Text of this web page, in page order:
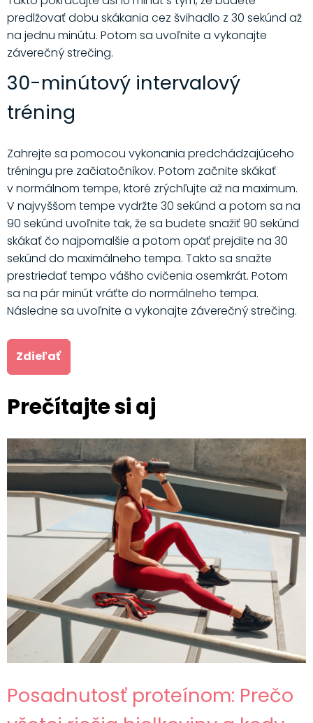
predlžovať dobu skákania cez švihadlo z 30 sekúnd až
na jednu minútu. Potom sa uvoľnite a vykonajte
záverečný strečing.
30-minútový intervalový
tréning
Zahrejte sa pomocou vykonania predchádzajúceho
tréningu pre začiatočníkov. Potom začnite skákať
v normálnom tempe, ktoré zrýchľujte až na maximum.
V najvyššom tempe vydržte 30 sekúnd a potom sa na
90 sekúnd uvoľnite tak, že sa budete snažiť 90 sekúnd
skákať čo najpomalšie a potom opäť prejdite na 30
sekúnd do maximálneho tempa. Takto sa snažte
prestriedať tempo vášho cvičenia osemkrát. Potom
sa na pár minút vráťte do normálneho tempa.
Následne sa uvoľnite a vykonajte záverečný strečing.
Zdieľať
Prečítajte si aj
Posadnutosť proteínom: Prečo